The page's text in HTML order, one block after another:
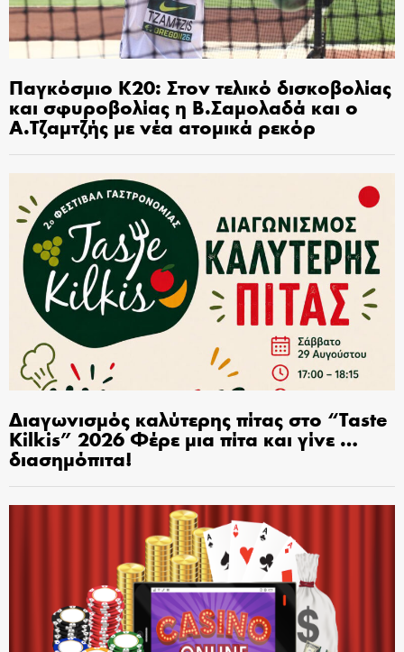
Παγκόσμιο Κ20: Στον τελικό δισκοβολίας
και σφυροβολίας η Β.Σαμολαδά και ο
Α.Τζαμτζής με νέα ατομικά ρεκόρ
Διαγωνισμός καλύτερης πίτας στο “Taste
Kilkis” 2026 Φέρε μια πίτα και γίνε …
διασημόπιτα!